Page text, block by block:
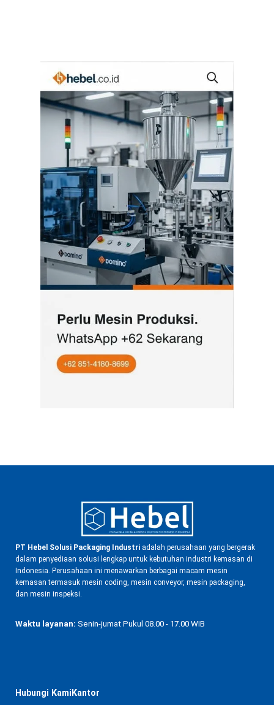
PT Hebel Solusi Packaging Industri adalah perusahaan yang bergerak
dalam penyediaan solusi lengkap untuk kebutuhan industri kemasan di
Indonesia. Perusahaan ini menawarkan berbagai macam mesin
kemasan termasuk mesin coding, mesin conveyor, mesin packaging,
dan mesin inspeksi.
Waktu layanan: Senin-jumat Pukul 08.00 - 17.00 WIB
Hubungi KamiKantor